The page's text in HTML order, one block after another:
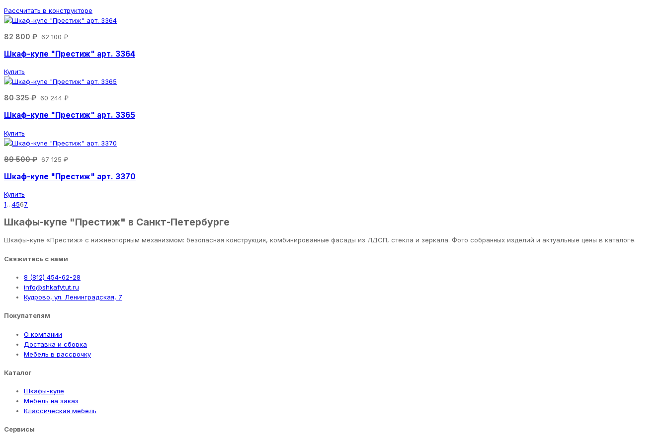
Рассчитать в конструкторе
82 800 ₽ 62 100 ₽
Шкаф-купе "Престиж" арт. 3364
Купить
80 325 ₽ 60 244 ₽
Шкаф-купе "Престиж" арт. 3365
Купить
89 500 ₽ 67 125 ₽
Шкаф-купе "Престиж" арт. 3370
Купить
1…4567
Шкафы-купе "Престиж" в Санкт-Петербурге
Шкафы-купе «Престиж» с нижнеопорным механизмом: безопасная конструкция, комбинированные фасады из ЛДСП, стекла и зеркала. Фото собранных изделий и актуальные цены в каталоге.
Свяжитесь с нами
8 (812) 454-62-28
info@shkafytut.ru
Кудрово, ул. Ленинградская, 7
Покупателям
О компании
Доставка и сборка
Мебель в рассрочку
Каталог
Шкафы-купе
Мебель на заказ
Классическая мебель
Сервисы